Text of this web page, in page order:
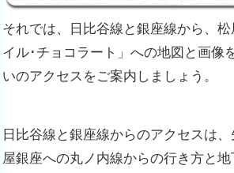
それでは、日比谷線と銀座線から、松
イル･チョコラート」への地図と画像
いのアクセスをご案内しましょう。
日比谷線と銀座線からのアクセスは
屋銀座への丸ノ内線からの行き方と